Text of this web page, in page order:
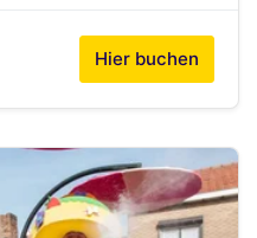
Hier buchen